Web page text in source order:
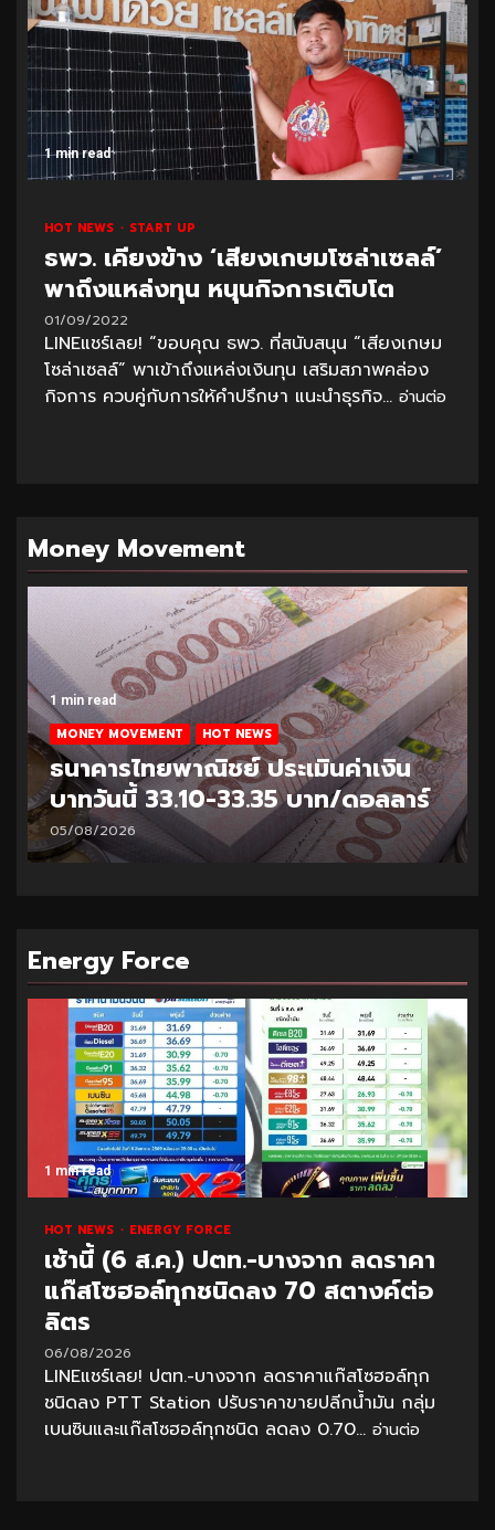
1 min read
HOT NEWS START UP
ธพว. เคียงข้าง ‘เสียงเกษมโซล่าเซลล์’
พาถึงแหล่งทุน หนุนกิจการเติบโต
01/09/2022
LINEแชร์เลย! “ขอบคุณ ธพว. ที่สนับสนุน “เสียงเกษม
โซล่าเซลล์” พาเข้าถึงแหล่งเงินทุน เสริมสภาพคล่อง
กิจการ ควบคู่กับการให้คำปรึกษา แนะนำธุรกิจ... อ่านต่อ
Money Movement
1 min read
MONEY MOVEMENT HOT NEWS
ธนาคารไทยพาณิชย์ ประเมินค่าเงิน
บาทวันนี้ 33.10-33.35 บาท/ดอลลาร์
05/08/2026
Energy Force
1 min read
HOT NEWS ENERGY FORCE
เช้านี้ (6 ส.ค.) ปตท.-บางจาก ลดราคา
แก๊สโซฮอล์ทุกชนิดลง 70 สตางค์ต่อ
ลิตร
06/08/2026
LINEแชร์เลย! ปตท.-บางจาก ลดราคาแก๊สโซฮอล์ทุก
ชนิดลง PTT Station ปรับราคาขายปลีกน้ำมัน กลุ่ม
เบนซินและแก๊สโซฮอล์ทุกชนิด ลดลง 0.70... อ่านต่อ